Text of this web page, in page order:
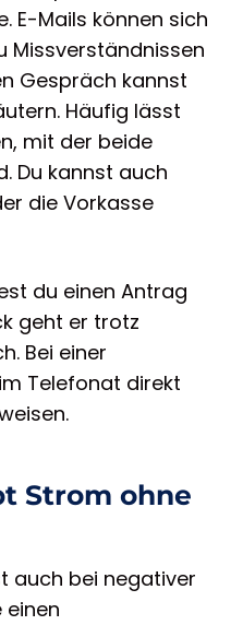
E-Mails können sich
Missverständnissen
Gespräch kannst
Häufig lässt
mit der beide
Du kannst auch
die Vorkasse
du einen Antrag
geht er trotz
Bei einer
Telefonat direkt
Strom ohne
auch bei negativer
einen